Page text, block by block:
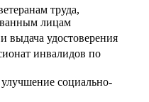
труда,
лицам
выдача удостоверения
инвалидов по
социально-